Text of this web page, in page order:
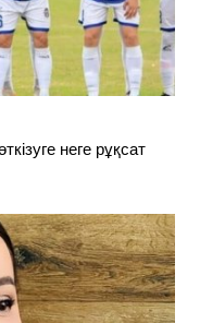
неге рұқсат